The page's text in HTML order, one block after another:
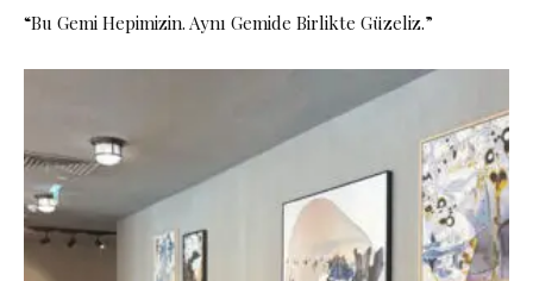
“Bu Gemi Hepimizin. Aynı Gemide Birlikte Güzeliz.”